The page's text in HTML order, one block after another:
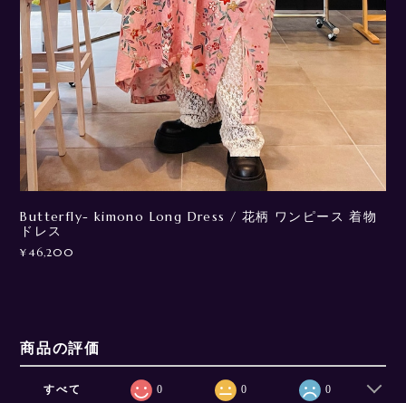
Butterfly- kimono Long Dress / 花柄 ワンピース 着物
ドレス
¥46,200
商品の評価
すべて 0 0 0